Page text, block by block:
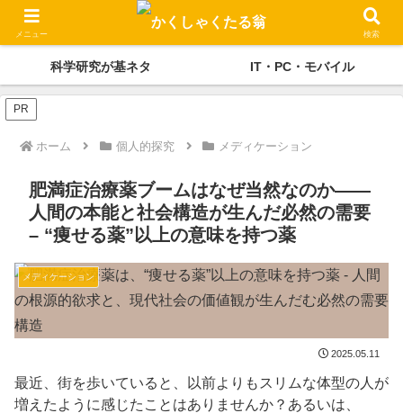
かくしゃくの独り言 メディケーション
科学研究が基ネタ IT・PC・モバイル
PR
ホーム 個人的探究 メディケーション
肥満症治療薬ブームはなぜ当然なのか――
人間の本能と社会構造が生んだ必然の需要
– “痩せる薬”以上の意味を持つ薬
メディケーション
2025.05.11
最近、街を歩いていると、以前よりもスリムな体型の人が
増えたように感じたことはありませんか？あるいは、
メニュー 検索